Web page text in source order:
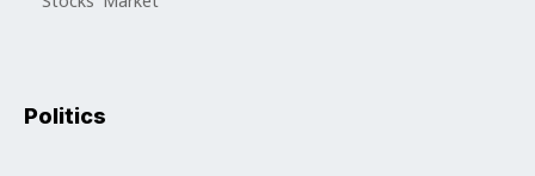
Politics